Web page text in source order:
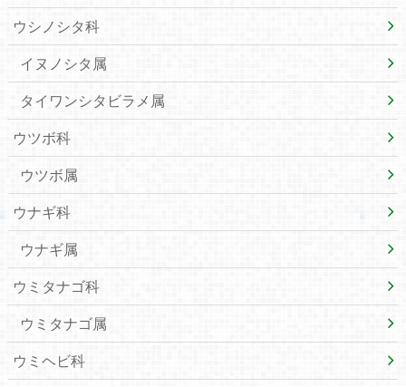
ウシノシタ科
イヌノシタ属
タイワンシタビラメ属
ウツボ科
ウツボ属
ウナギ科
ウナギ属
ウミタナゴ科
ウミタナゴ属
ウミヘビ科